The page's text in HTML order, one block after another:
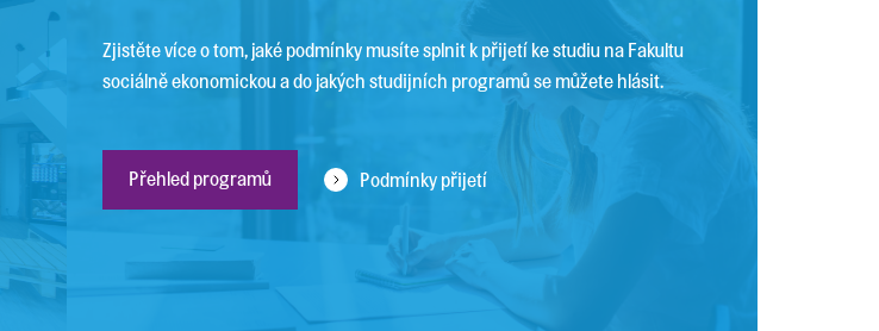
Zjistěte více o tom, jaké podmínky musíte splnit k přijetí ke studiu na Fakultu
sociálně ekonomickou a do jakých studijních programů se můžete hlásit.
Přehled programů Podmínky přijetí